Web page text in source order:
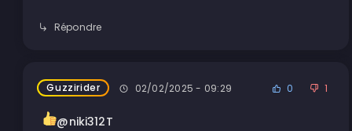
Répondre
Guzzirider 02/02/2025 - 09:29 0 1
@niki312T